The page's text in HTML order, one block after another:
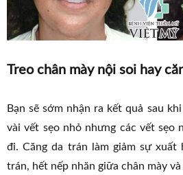
Treo chân mày nội soi hay
Bạn sẽ sớm nhận ra kết quả sau
vài vết sẹo nhỏ nhưng các vết sẹo
đi. Căng da trán làm giảm sự xuất
trán, hết nếp nhăn giữa chân mày